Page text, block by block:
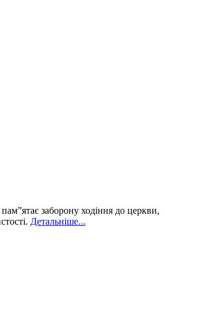
заборону ходіння до церкви,
Детальніше...